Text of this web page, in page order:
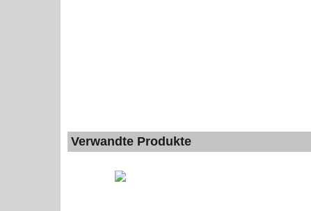
Verwandte Produkte